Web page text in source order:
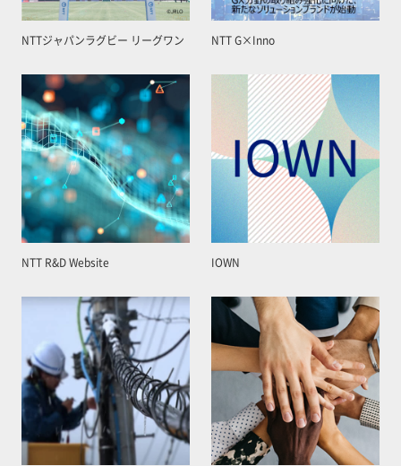
NTTジャパンラグビー リーグワン NTT G×Inno
NTT R&D Website IOWN